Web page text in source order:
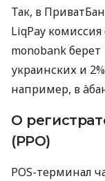
Так, в
LiqPay
monobank
украинских и
например, в
О
(РРО)
POS-терминал